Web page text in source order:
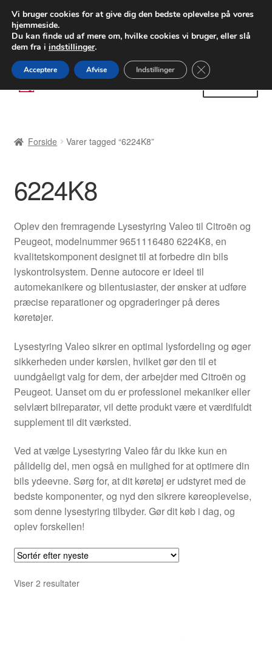
LEVERING fra 55 kr.
FEDEX verdensomspændende forsendelse
80 82 72 02
Spring
til
Spring
til
Betalinger
Kasse
Klageprocedure
Kontakte
Kurv
Levering
Min Konto
Om os
Vilkår og betingelser
Forside Varer tagged “6224K8”
6224K8
Oplev den fremragende Lysestyring Valeo til Citroën og
Peugeot, modelnummer 9651116480 6224K8, en
kvalitetskomponent designet til at forbedre din bils
lyskontrolsystem. Denne autocore er ideel til
automekanikere og bilentusiaster, der ønsker at udføre
præcise reparationer og opgraderinger på deres
køretøjer.
Lysestyring Valeo sikrer en optimal lysfordeling og øger
sikkerheden under kørslen, hvilket gør den til et
uundgåeligt valg for dem, der arbejder med Citroën og
Peugeot. Uanset om du er professionel mekaniker eller
selvlært bilreparatør, vil dette produkt være et værdifuldt
supplement til dit værksted.
Ved at vælge Lysestyring Valeo får du ikke kun en
pålidelig del, men også en mulighed for at optimere din
bils ydeevne. Sørg for, at dit køretøj er udstyret med de
bedste komponenter, og nyd den sikrere køreoplevelse,
som denne lysestyring tilbyder. Gør dit køb i dag, og
oplev forskellen!
Viser 2 resultaterSorteret
Vi bruger cookies for at give dig den bedste oplevelse på vores
hjemmeside.
Du kan finde ud af mere om, hvilke cookies vi bruger, eller slå
dem fra i indstillinger.
Acceptere Afvise Indstillinger Close GDPR